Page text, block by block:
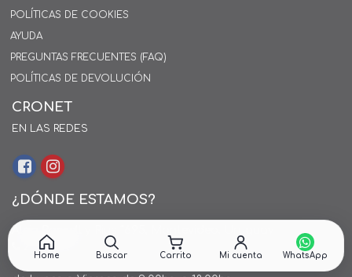
POLÍTICAS DE COOKIES
AYUDA
PREGUNTAS FRECUENTES (FAQ)
POLÍTICAS DE DEVOLUCIÓN
CRONET
EN LAS REDES
¿DÓNDE ESTAMOS?
Alejo Rossell y Rius 1695, Montevideo, Uruguay
26 242424*
Home Buscar Carrito Mi cuenta